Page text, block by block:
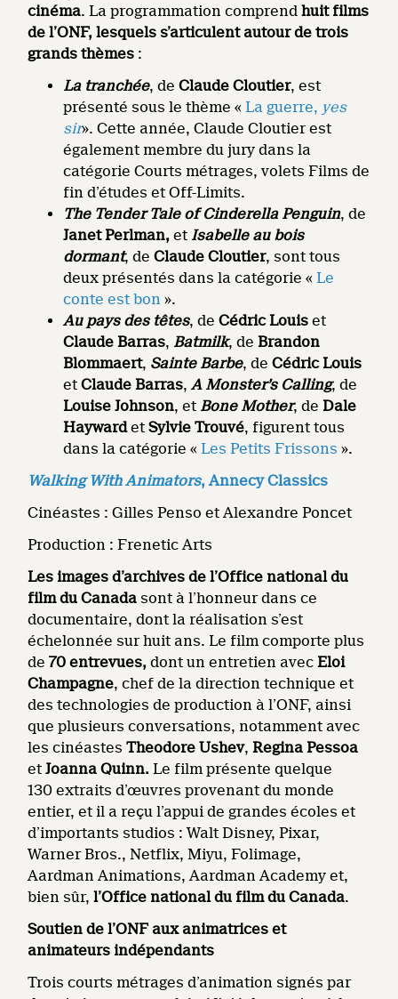
cinéma. La programmation comprendhuit films
de l’ONF, lesquels s’articulent autour de trois
grands thèmes :
La tranchée, deClaude Cloutier, est
présenté sous le thème « La guerre, yes
sir». Cette année, Claude Cloutier est
également membre du jury dans la
catégorie Courts métrages, volets Films de
fin d’études et Off-Limits.
The Tender Tale of Cinderella Penguin, de
Janet Perlman, et Isabelle au bois
dormant, deClaude Cloutier, sont tous
deux présentés dans la catégorie « Le
conte est bon».
Au pays des têtes, deCédric Louiset
Claude Barras, Batmilk, deBrandon
Blommaert, Sainte Barbe, deCédric Louis
et Claude Barras,A Monster’s Calling, de
Louise Johnson, et Bone Mother, deDale
Haywardet Sylvie Trouvé, figurent tous
dans la catégorie « Les Petits Frissons».
Walking With Animators, Annecy Classics
Cinéastes : Gilles Penso et Alexandre Poncet
Production : Frenetic Arts
Les images d’archives de l’Office national du
film du Canada sont à l’honneur dans ce
documentaire, dont la réalisation s’est
échelonnée sur huit ans. Le film comporte plus
de70 entrevues,dont un entretien avecEloi
Champagne, chef de la direction technique et
des technologies de production à l’ONF, ainsi
que plusieurs conversations, notamment avec
les cinéastesTheodore Ushev,Regina Pessoa
etJoanna Quinn. Le film présente quelque
130 extraits d’œuvres provenant du monde
entier, et il a reçu l’appui de grandes écoles et
d’importants studios : Walt Disney, Pixar,
Warner Bros., Netflix, Miyu, Folimage,
Aardman Animations, Aardman Academy et,
bien sûr,l’Office national du film du Canada.
Soutien de l’ONF aux animatrices et
animateurs indépendants
Trois courts métrages d’animation signés par